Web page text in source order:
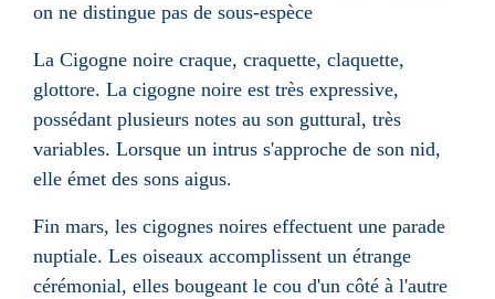
on ne distingue pas de sous-espèce
La Cigogne noire craque, craquette, claquette,
glottore. La cigogne noire est très expressive,
possédant plusieurs notes au son guttural, très
variables. Lorsque un intrus s'approche de son nid,
elle émet des sons aigus.
Fin mars, les cigognes noires effectuent une parade
nuptiale. Les oiseaux accomplissent un étrange
cérémonial, elles bougeant le cou d'un côté à l'autre